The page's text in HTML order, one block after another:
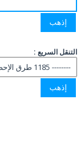
التنقل السريع :